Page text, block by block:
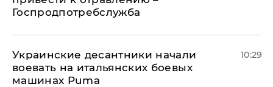
Госпродпотребслужба
Украинские десантники начали
воевать на итальянских боевых
машинах Puma
10:29